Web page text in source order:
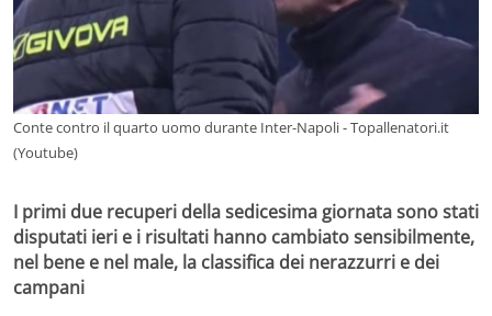
Conte contro il quarto uomo durante Inter-Napoli - Topallenatori.it
(Youtube)
I primi due recuperi della sedicesima giornata sono stati
disputati ieri e i risultati hanno cambiato sensibilmente,
nel bene e nel male, la classifica dei nerazzurri e dei
campani